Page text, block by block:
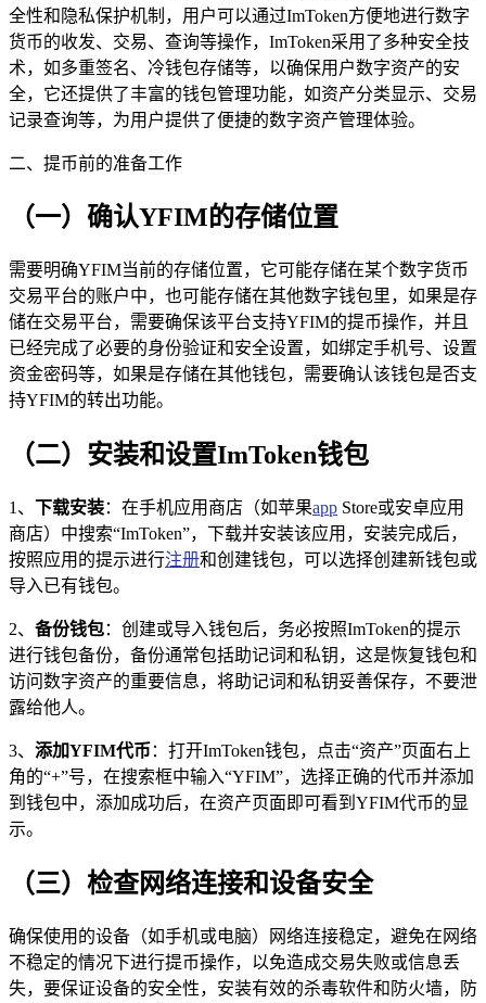
全性和隐私保护机制，用户可以通过ImToken方便地进行数字
货币的收发、交易、查询等操作，ImToken采用了多种安全技
术，如多重签名、冷钱包存储等，以确保用户数字资产的安
全，它还提供了丰富的钱包管理功能，如资产分类显示、交易
记录查询等，为用户提供了便捷的数字资产管理体验。
二、提币前的准备工作
（一）确认YFIM的存储位置
需要明确YFIM当前的存储位置，它可能存储在某个数字货币
交易平台的账户中，也可能存储在其他数字钱包里，如果是存
储在交易平台，需要确保该平台支持YFIM的提币操作，并且
已经完成了必要的身份验证和安全设置，如绑定手机号、设置
资金密码等，如果是存储在其他钱包，需要确认该钱包是否支
持YFIM的转出功能。
（二）安装和设置ImToken钱包
1、 下载安装：在手机应用商店（如苹果app Store或安卓应用
商店）中搜索“ImToken”，下载并安装该应用，安装完成后，
按照应用的提示进行注册和创建钱包，可以选择创建新钱包或
导入已有钱包。
2、 备份钱包：创建或导入钱包后，务必按照ImToken的提示
进行钱包备份，备份通常包括助记词和私钥，这是恢复钱包和
访问数字资产的重要信息，将助记词和私钥妥善保存，不要泄
露给他人。
3、 添加YFIM代币 ：打开ImToken钱包，点击“资产”页面右上
角的“+”号，在搜索框中输入“YFIM”，选择正确的代币并添加
到钱包中，添加成功后，在资产页面即可看到YFIM代币的显
示。
（三）检查网络连接和设备安全
确保使用的设备（如手机或电脑）网络连接稳定，避免在网络
不稳定的情况下进行提币操作，以免造成交易失败或信息丢
失，要保证设备的安全性，安装有效的杀毒软件和防火墙，防